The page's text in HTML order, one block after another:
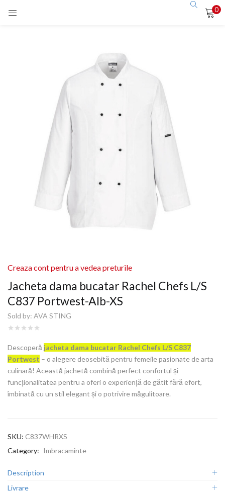
0
Jacheta dama bucatar Rachel Chefs L/S
C837 Portwest-Alb-XS
Sold by: AVA STING
Creaza cont pentru a vedea preturile
Descoperă jacheta dama bucatar Rachel Chefs L/S C837
Portwest – o alegere deosebită pentru femeile pasionate de arta
culinară! Această jachetă combină perfect confortul și
funcționalitatea pentru a oferi o experiență de gătit fără efort,
îmbinată cu un stil elegant și o potrivire măgulitoare.
SKU: C837WHRXS
Category: Imbracaminte
Description
Livrare
Enter your username and password to login.
Remember me